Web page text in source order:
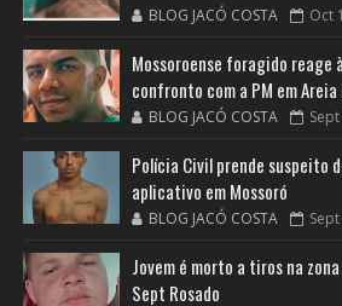
BLOG JACÓ COSTA Oct
Mossoroense foragido reage
confronto com a PM em Areia
BLOG JACÓ COSTA
Polícia Civil prende suspeito
aplicativo em Mossoró
BLOG JACÓ COSTA
Jovem é morto a tiros na
Sept Rosado